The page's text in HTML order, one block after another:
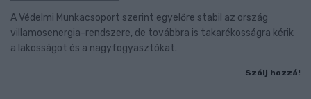
A Védelmi Munkacsoport szerint egyelőre stabil az ország
villamosenergia-rendszere, de továbbra is takarékosságra kérik
a lakosságot és a nagyfogyasztókat.
Szólj hozzá!